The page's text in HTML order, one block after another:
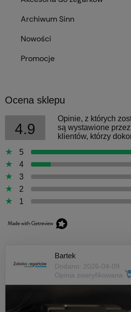
Archiwum Sinn
Nowości
Promocje
Ocena sklepu
4.9
Opinie, z których
są wystawione
klientów, którzy
5
4
3
2
1
Bartek
Dodano: 2026-04-09
Opinia zweryfikowana